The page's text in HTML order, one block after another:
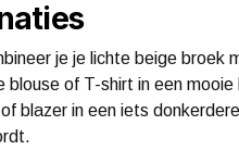
je je lichte beige broek
of T-shirt in een
blazer in een iets